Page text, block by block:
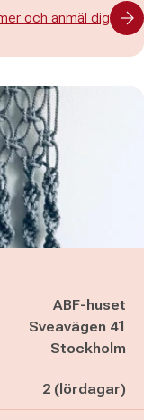
och anmäl dig
ABF-huset
Sveavägen 41
Stockholm
2 (lördagar)